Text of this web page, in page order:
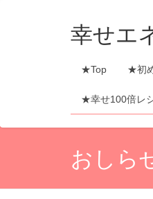
幸せエ
★Top ★初
★幸せ100倍レ
おしら